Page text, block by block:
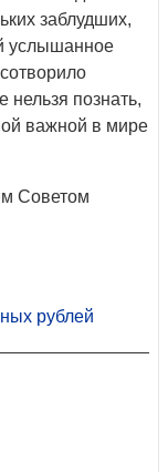
заблудших,
услышанное
познать,
важной в мире
Советом
рублей